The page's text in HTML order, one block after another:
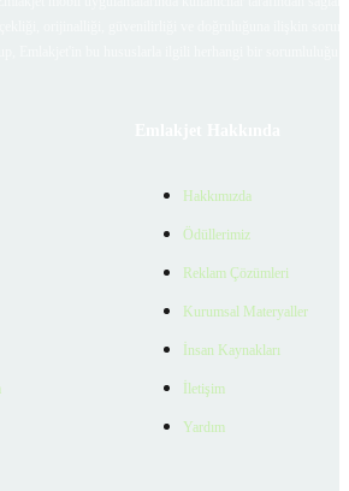
Hakkımızda
Ödüllerimiz
Reklam Çözümleri
Kurumsal Materyaller
İnsan Kaynakları
İletişim
Yardım